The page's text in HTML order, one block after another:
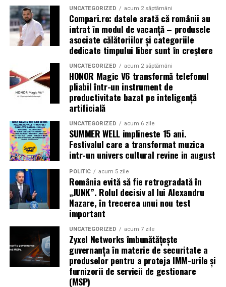
UNCATEGORIZED acum 2 săptămâni
Compari.ro: datele arată că românii au
intrat în modul de vacanță – produsele
asociate călătoriilor și categoriile
dedicate timpului liber sunt în creștere
UNCATEGORIZED acum 2 săptămâni
HONOR Magic V6 transformă telefonul
pliabil într-un instrument de
productivitate bazat pe inteligență
artificială
UNCATEGORIZED acum 6 zile
SUMMER WELL implineste 15 ani.
Festivalul care a transformat muzica
intr-un univers cultural revine in august
POLITIC acum 5 zile
România evită să fie retrogradată în
„JUNK”. Rolul decisiv al lui Alexandru
Nazare, în trecerea unui nou test
important
UNCATEGORIZED acum 7 zile
Zyxel Networks îmbunătățește
guvernanța în materie de securitate a
produselor pentru a proteja IMM-urile și
furnizorii de servicii de gestionare
(MSP)